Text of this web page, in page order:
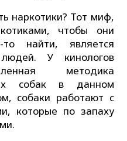
наркотики? Тот миф,
чтобы они
найти, является
У кинологов
методика
собак в данном
собаки работают с
которые по запаху